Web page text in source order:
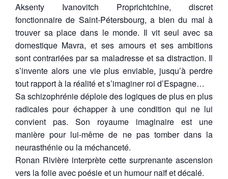
Aksenty Ivanovitch Proprichtchine, discret
fonctionnaire de Saint-Pétersbourg, a bien du mal à
trouver sa place dans le monde. Il vit seul avec sa
domestique Mavra, et ses amours et ses ambitions
sont contrariées par sa maladresse et sa distraction. Il
s’invente alors une vie plus enviable, jusqu’à perdre
tout rapport à la réalité et s’imaginer roi d’Espagne…
Sa schizophrénie déploie des logiques de plus en plus
radicales pour échapper à une condition qui ne lui
convient pas. Son royaume imaginaire est une
manière pour lui-même de ne pas tomber dans la
neurasthénie ou la méchanceté.
Ronan Rivière interprète cette surprenante ascension
vers la folie avec poésie et un humour naïf et décalé.